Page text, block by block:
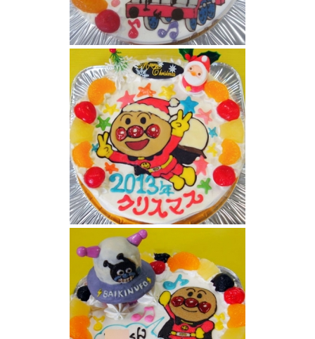
アンパンマンとトーマスイラストケーキ
アンパンマンケーキ